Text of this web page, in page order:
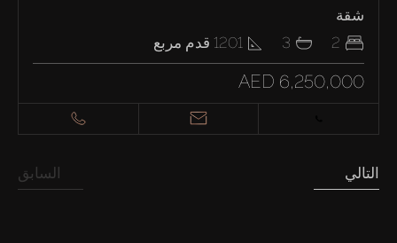
شقة
2
3
1201 قدم مربع
AED 6,250,000
السابق التالي